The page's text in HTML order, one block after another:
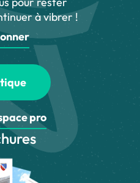
à vibrer !
pro